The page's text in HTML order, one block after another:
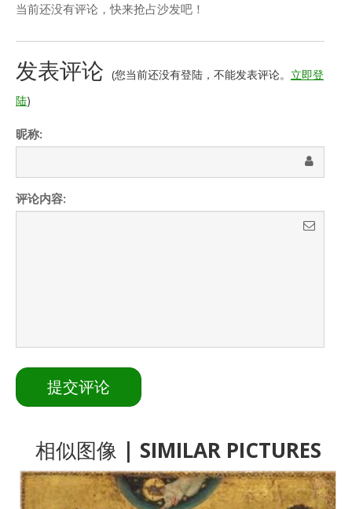
当前还没有评论，快来抢占沙发吧！
发表评论 (您当前还没有登陆，不能发表评论。 立即登
陆)
昵称:
评论内容:
相似图像 | SIMILAR PICTURES